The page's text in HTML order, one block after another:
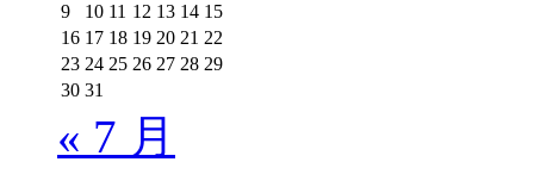
9
10 11 12 13 14 15
16 17 18 19 20 21 22
23 24 25 26 27 28 29
30 31
« 7 月